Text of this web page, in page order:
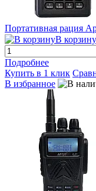
Портативная рация
В корзину
Подробнее
Купить в 1 клик
В избранное